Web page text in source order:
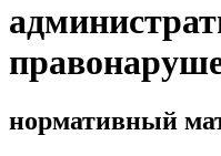
нормативный